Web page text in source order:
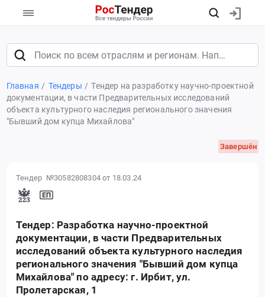
Главная Тендеры
Тендер на разработку научно-проектной
документации, в части Предварительных исследований
объекта культурного наследия регионального значения
"Бывший дом купца Михайлова"
Завершён
Тендер №30582808304 от 18.03.24
Тендер: Разработка научно-проектной
документации, в части Предварительных
исследований объекта культурного наследия
регионального значения "Бывший дом купца
Михайлова" по адресу: г. Ирбит, ул.
Пролетарская, 1